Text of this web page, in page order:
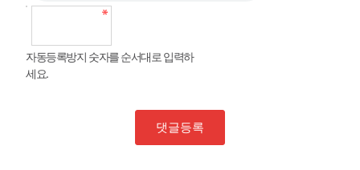
자동등록방지 숫자를 순서대로 입력하
세요.
댓글등록